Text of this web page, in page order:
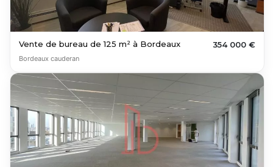
Vente de bureau de 125 m² à Bordeaux 354 000 €
Bordeaux cauderan